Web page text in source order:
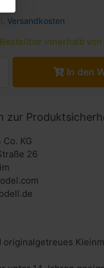
Versandkosten
Bestellbar innerhalb von
In den
zur
Co. KG
26
originalgetreues